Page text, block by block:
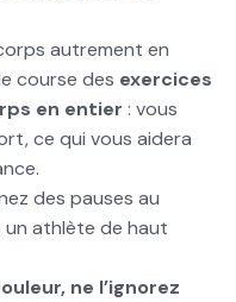
autrement en
course des exercices
en entier : vous
ce qui vous aidera
des pauses au
un athlète de haut
ne l’ignorez